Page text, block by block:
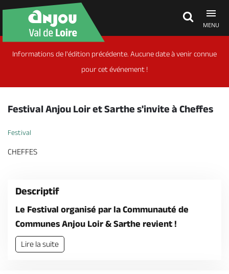
MENU
Découvrir
Agenda
Informations de l'édition précédente. Aucune date à venir connue
pour cet événement !
Festival Anjou Loir et Sarthe s'invite à Cheffes
Festival
CHEFFES
Descriptif
Le Festival organisé par la Communauté de
Communes Anjou Loir & Sarthe revient !
Lire la suite